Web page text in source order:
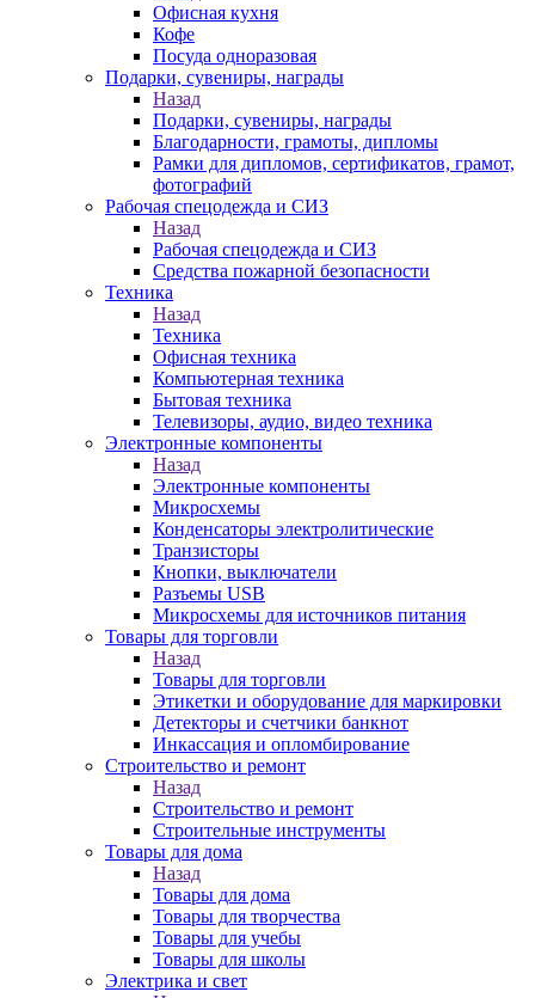
Офисная кухня
Кофе
Посуда одноразовая
Подарки, сувениры, награды
Назад
Подарки, сувениры, награды
Благодарности, грамоты, дипломы
Рамки для дипломов, сертификатов, грамот,
фотографий
Рабочая спецодежда и СИЗ
Назад
Рабочая спецодежда и СИЗ
Средства пожарной безопасности
Техника
Назад
Техника
Офисная техника
Компьютерная техника
Бытовая техника
Телевизоры, аудио, видео техника
Электронные компоненты
Назад
Электронные компоненты
Микросхемы
Конденсаторы электролитические
Транзисторы
Кнопки, выключатели
Разъемы USB
Микросхемы для источников питания
Товары для торговли
Назад
Товары для торговли
Этикетки и оборудование для маркировки
Детекторы и счетчики банкнот
Инкассация и опломбирование
Строительство и ремонт
Назад
Строительство и ремонт
Строительные инструменты
Товары для дома
Назад
Товары для дома
Товары для творчества
Товары для учебы
Товары для школы
Электрика и свет